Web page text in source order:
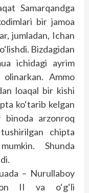
Samarqandga
bir jamoa
jumladan, Ichan
Bizdagidan
ichidagi ayrim
Ammo
loaqal bir kishi
ko‘tarib kelgan
arzonroq
chipta
Shunda
– Nurullaboy
II va o‘g‘li